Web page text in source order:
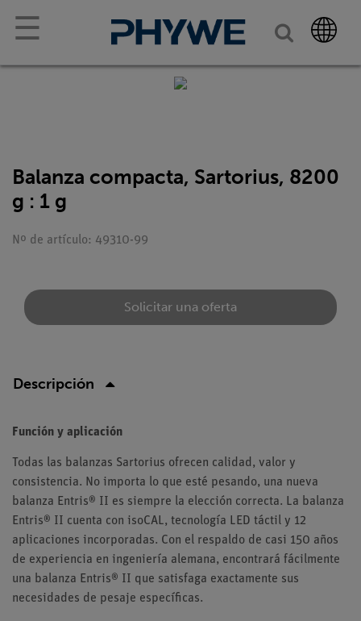
☰
Balanza compacta, Sartorius, 8200
g : 1 g
Nº de artículo: 49310-99
Solicitar una oferta
Descripción
Función y aplicación
Todas las balanzas Sartorius ofrecen calidad, valor y
consistencia. No importa lo que esté pesando, una nueva
balanza Entris® II es siempre la elección correcta. La balanza
Entris® II cuenta con isoCAL, tecnología LED táctil y 12
aplicaciones incorporadas. Con el respaldo de casi 150 años
de experiencia en ingeniería alemana, encontrará fácilmente
una balanza Entris® II que satisfaga exactamente sus
necesidades de pesaje específicas.